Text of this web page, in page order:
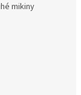
mikiny